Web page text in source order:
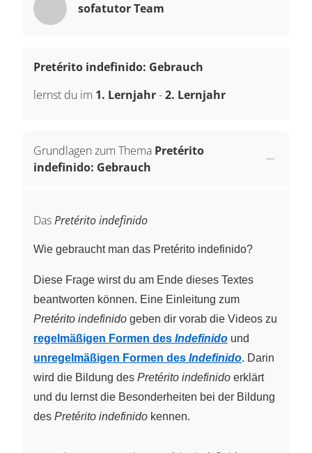
sofatutor Team
Pretérito indefinido: Gebrauch
lernst du im 1. Lernjahr-2. Lernjahr
Grundlagen zum Thema Pretérito
indefinido: Gebrauch
DasPretérito indefinido
Wie gebraucht man das Pretérito indefinido?
Diese Frage wirst du am Ende dieses Textes
beantworten können. Eine Einleitung zum
Pretérito indefinido geben dir vorab die Videos zu
regelmäßigen Formen des Indefinido und
unregelmäßigen Formen des Indefinido. Darin
wird die Bildung des Pretérito indefinido erklärt
und du lernst die Besonderheiten bei der Bildung
des Pretérito indefinido kennen.